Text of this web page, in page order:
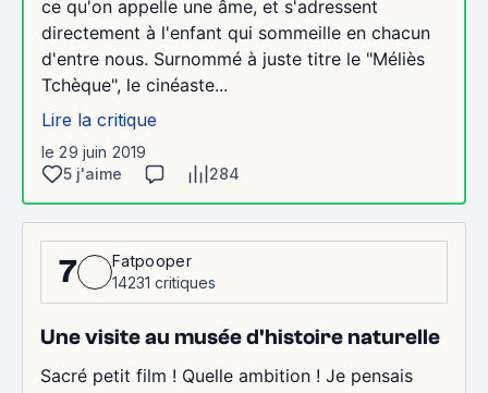
ce qu'on appelle une âme, et s'adressent
directement à l'enfant qui sommeille en chacun
d'entre nous. Surnommé à juste titre le "Méliès
Tchèque", le cinéaste...
Lire la critique
le 29 juin 2019
5 j'aime
284
7
Fatpooper
14231 critiques
Une visite au musée d'histoire naturelle
Sacré petit film ! Quelle ambition ! Je pensais